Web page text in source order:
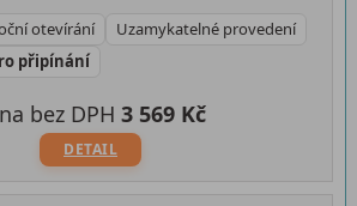
otevírání
Uzamykatelné provedení
připínání
DETAIL
bez DPH 3 569 Kč